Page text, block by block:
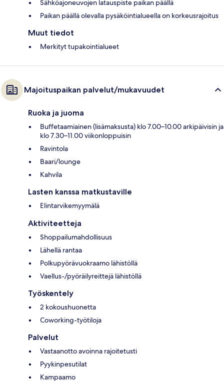
Sähköajoneuvojen latauspiste paikan päällä
Paikan päällä olevalla pysäköintialueella on korkeusrajoitus
Muut tiedot
Merkityt tupakointialueet
Majoituspaikan palvelut/mukavuudet
Ruoka ja juoma
Buffetaamiainen (lisämaksusta) klo 7.00–10.00 arkipäivisin ja
klo 7.30–11.00 viikonloppuisin
Ravintola
Baari/lounge
Kahvila
Lasten kanssa matkustaville
Elintarvikemyymälä
Aktiviteetteja
Shoppailumahdollisuus
Lähellä rantaa
Polkupyörävuokraamo lähistöllä
Vaellus-/pyöräilyreittejä lähistöllä
Työskentely
2 kokoushuonetta
Coworking-työtiloja
Palvelut
Vastaanotto avoinna rajoitetusti
Pyykinpesutilat
Kampaamo